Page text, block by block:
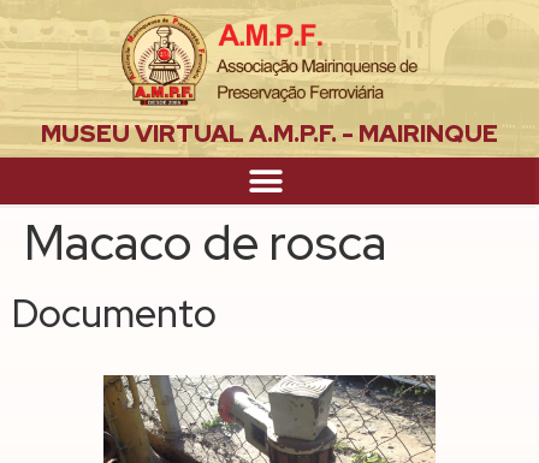
MUSEU VIRTUAL A.M.P.F. - MAIRINQUE
Macaco de rosca
Documento